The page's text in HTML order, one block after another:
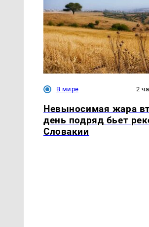
В мире 2
Невыносимая жара
день подряд бьет
Словакии